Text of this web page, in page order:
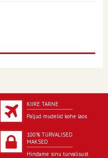
KIIRE TARNE
Paljud mudelid kohe laos
100% TURVALISED
MAKSED
Hindame sinu turvalisust